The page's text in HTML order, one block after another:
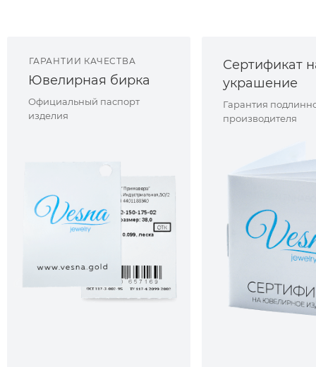
ГАРАНТИИ КАЧЕСТВА
Ювелирная бирка
Официальный паспорт
изделия
Сертификат
украшение
Гарантия
производителя